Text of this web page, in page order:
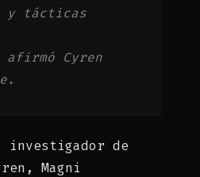
y tácticas
Cyren
investigador de
Magni